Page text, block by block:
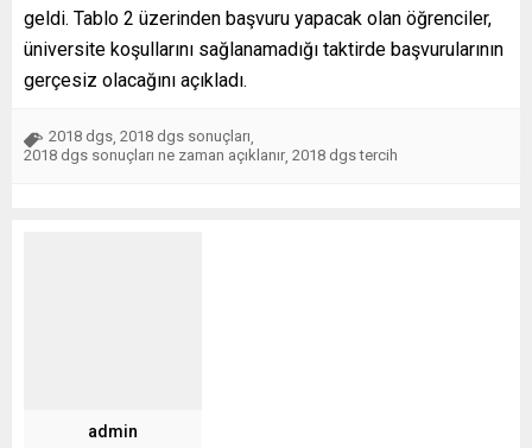
geldi. Tablo 2 üzerinden başvuru yapacak olan öğrenciler,
üniversite koşullarını sağlanamadığı taktirde başvurularının
gerçesiz olacağını açıkladı.
2018 dgs 2018 dgs sonuçları
2018 dgs sonuçları ne zaman açıklanır 2018 dgs tercih
admin